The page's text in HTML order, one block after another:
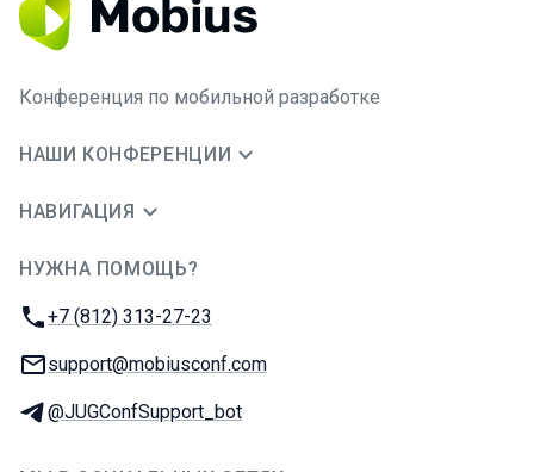
Конференция по мобильной разработке
НАШИ КОНФЕРЕНЦИИ
НАВИГАЦИЯ
НУЖНА ПОМОЩЬ?
Телефон:
+7 (812) 313-27-23
E-mail:
support@mobiusconf.com
Телеграм:
@JUGConfSupport_bot